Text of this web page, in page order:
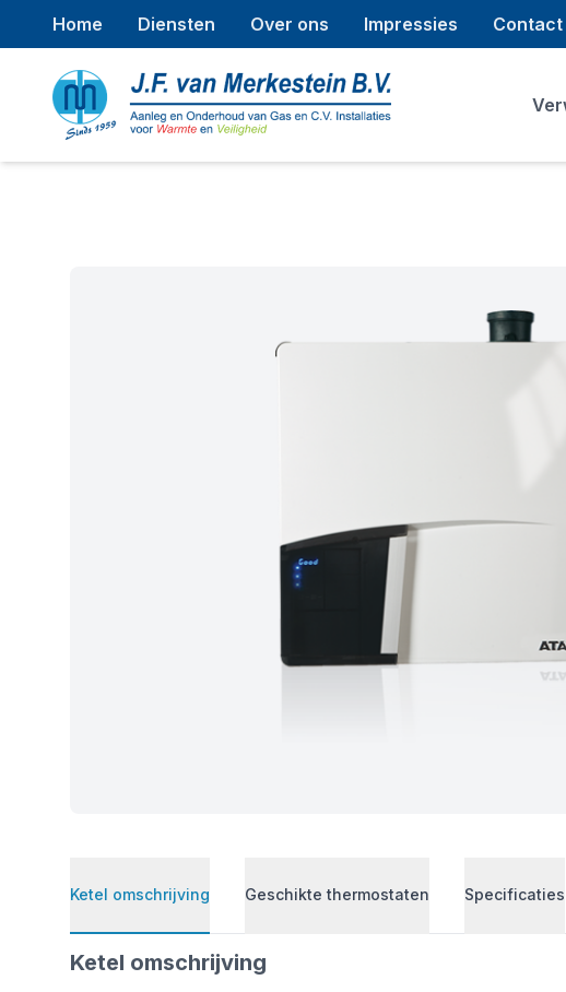
Home Diensten Over ons Impressies Contact
Ketel omschrijving Geschikte thermostaten Specificaties
Ketel omschrijving